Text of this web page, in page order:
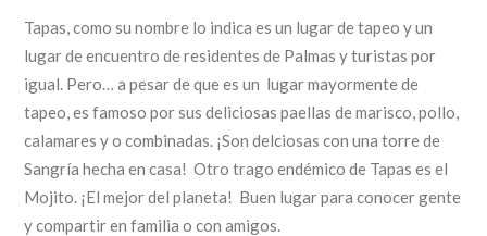
Tapas, como su nombre lo indica es un lugar de tapeo y un
lugar de encuentro de residentes de Palmas y turistas por
igual. Pero… a pesar de que es un lugar mayormente de
tapeo, es famoso por sus deliciosas paellas de marisco, pollo,
calamares y o combinadas. ¡Son delciosas con una torre de
Sangría hecha en casa! Otro trago endémico de Tapas es el
Mojito. ¡El mejor del planeta! Buen lugar para conocer gente
y compartir en familia o con amigos.